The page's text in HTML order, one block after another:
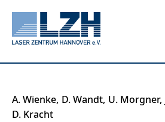
Direkt
zum
A. Wienke D. Wandt U. Morgner
D. Kracht